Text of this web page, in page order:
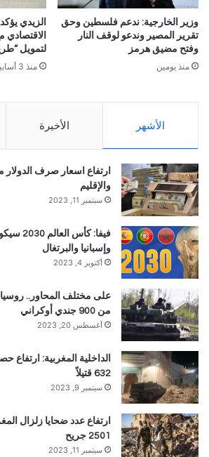
وزير الخارجية: ندعم فلسطين وحق
تقرير المصير وندعو لوقف النار
وفتح مضيق هرمز
منذ يومين
الزيدي
الاقتصادي
لتمويل
منذ 3 أسابيع
الأشهر الأخيرة
ارتفاع اسعار صرف الدولار
والإقليم
سبتمبر 11, 2023
فيفا:
وإسبانيا والبرتغال
أكتوبر 4, 2023
على مختلف المحاور.. روسيا
من 900 جندي أوكراني
أغسطس 20, 2023
الداخلية المغربية: ارتفاع
632 قتيلاً
سبتمبر 9, 2023
2501 جريح
سبتمبر 11, 2023